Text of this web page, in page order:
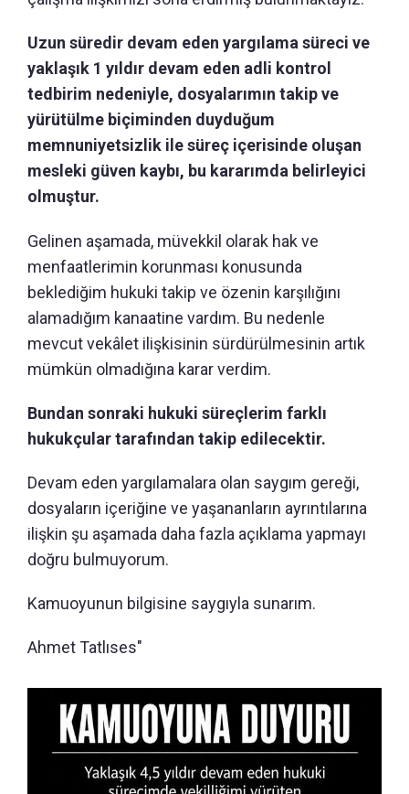
Uzun süredir devam eden yargılama süreci ve
yaklaşık 1 yıldır devam eden adli kontrol
tedbirim nedeniyle, dosyalarımın takip ve
yürütülme biçiminden duyduğum
memnuniyetsizlik ile süreç içerisinde oluşan
mesleki güven kaybı, bu kararımda belirleyici
olmuştur.
Gelinen aşamada, müvekkil olarak hak ve
menfaatlerimin korunması konusunda
beklediğim hukuki takip ve özenin karşılığını
alamadığım kanaatine vardım. Bu nedenle
mevcut vekâlet ilişkisinin sürdürülmesinin artık
mümkün olmadığına karar verdim.
Bundan sonraki hukuki süreçlerim farklı
hukukçular tarafından takip edilecektir.
Devam eden yargılamalara olan saygım gereği,
dosyaların içeriğine ve yaşananların ayrıntılarına
ilişkin şu aşamada daha fazla açıklama yapmayı
doğru bulmuyorum.
Kamuoyunun bilgisine saygıyla sunarım.
Ahmet Tatlıses"